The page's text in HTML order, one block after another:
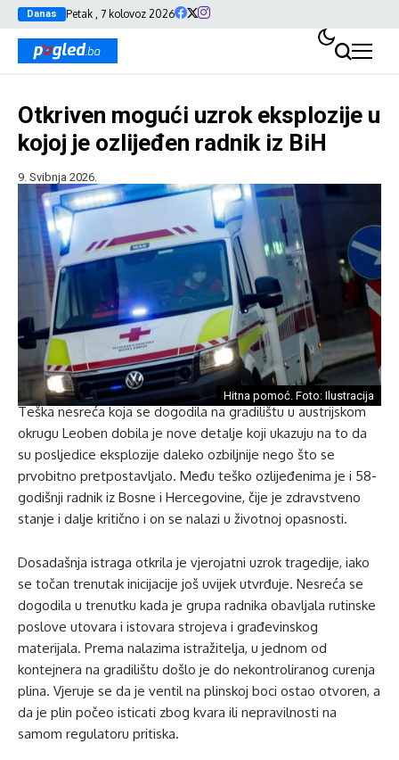
Danas Petak , 7 kolovoz 2026
Otkriven mogući uzrok eksplozije u
kojoj je ozlijeđen radnik iz BiH
9. Svibnja 2026.
Hitna pomoć. Foto: Ilustracija
Teška nesreća koja se dogodila na gradilištu u austrijskom
okrugu Leoben dobila je nove detalje koji ukazuju na to da
su posljedice eksplozije daleko ozbiljnije nego što se
prvobitno pretpostavljalo. Među teško ozlijeđenima je i 58-
godišnji radnik iz Bosne i Hercegovine, čije je zdravstveno
stanje i dalje kritično i on se nalazi u životnoj opasnosti.
Dosadašnja istraga otkrila je vjerojatni uzrok tragedije, iako
se točan trenutak inicijacije još uvijek utvrđuje. Nesreća se
dogodila u trenutku kada je grupa radnika obavljala rutinske
poslove utovara i istovara strojeva i građevinskog
materijala. Prema nalazima istražitelja, u jednom od
kontejnera na gradilištu došlo je do nekontroliranog curenja
plina. Vjeruje se da je ventil na plinskoj boci ostao otvoren, a
da je plin počeo isticati zbog kvara ili nepravilnosti na
samom regulatoru pritiska.